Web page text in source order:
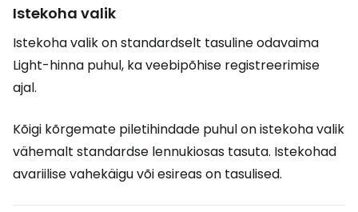
Istekoha valik
Istekoha valik on standardselt tasuline odavaima
Light-hinna puhul, ka veebipõhise registreerimise
ajal.
Kõigi kõrgemate piletihindade puhul on istekoha valik
vähemalt standardse lennukiosas tasuta. Istekohad
avariilise vahekäigu või esireas on tasulised.